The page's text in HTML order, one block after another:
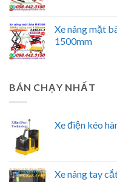
Xe nâng mặt
1500mm
BÁN CHẠY NHẤT
Xe điện kéo
Xe nâng tay